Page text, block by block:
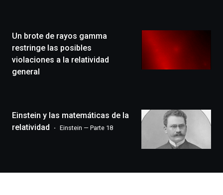
un
festival
que
la
exposiciones,
conferencias,
ciencia
Un brote de rayos gamma
restringe las posibles
violaciones a la relatividad
general
Einstein y las matemáticas de la
relatividad
Einstein — Parte 18